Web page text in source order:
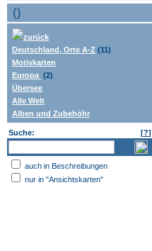
()
zurück
Deutschland, Orte A-Z (11)
Motivkarten
Europa (2)
Übersee
Alle Welt
Alben und Zubehöhr
Suche: [?]
auch in Beschreibungen
nur in "Ansichtskarten"